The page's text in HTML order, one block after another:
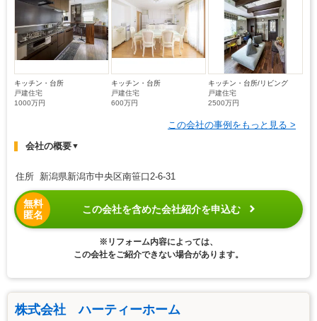
キッチン・台所
戸建住宅
1000万円
キッチン・台所
戸建住宅
600万円
キッチン・台所/リビング
戸建住宅
2500万円
この会社の事例をもっと見る >
会社の概要▼
住所 新潟県新潟市中央区南笹口2-6-31
無料
匿名
この会社を含めた会社紹介を申込む
※リフォーム内容によっては、
この会社をご紹介できない場合があります。
株式会社 ハーティーホーム